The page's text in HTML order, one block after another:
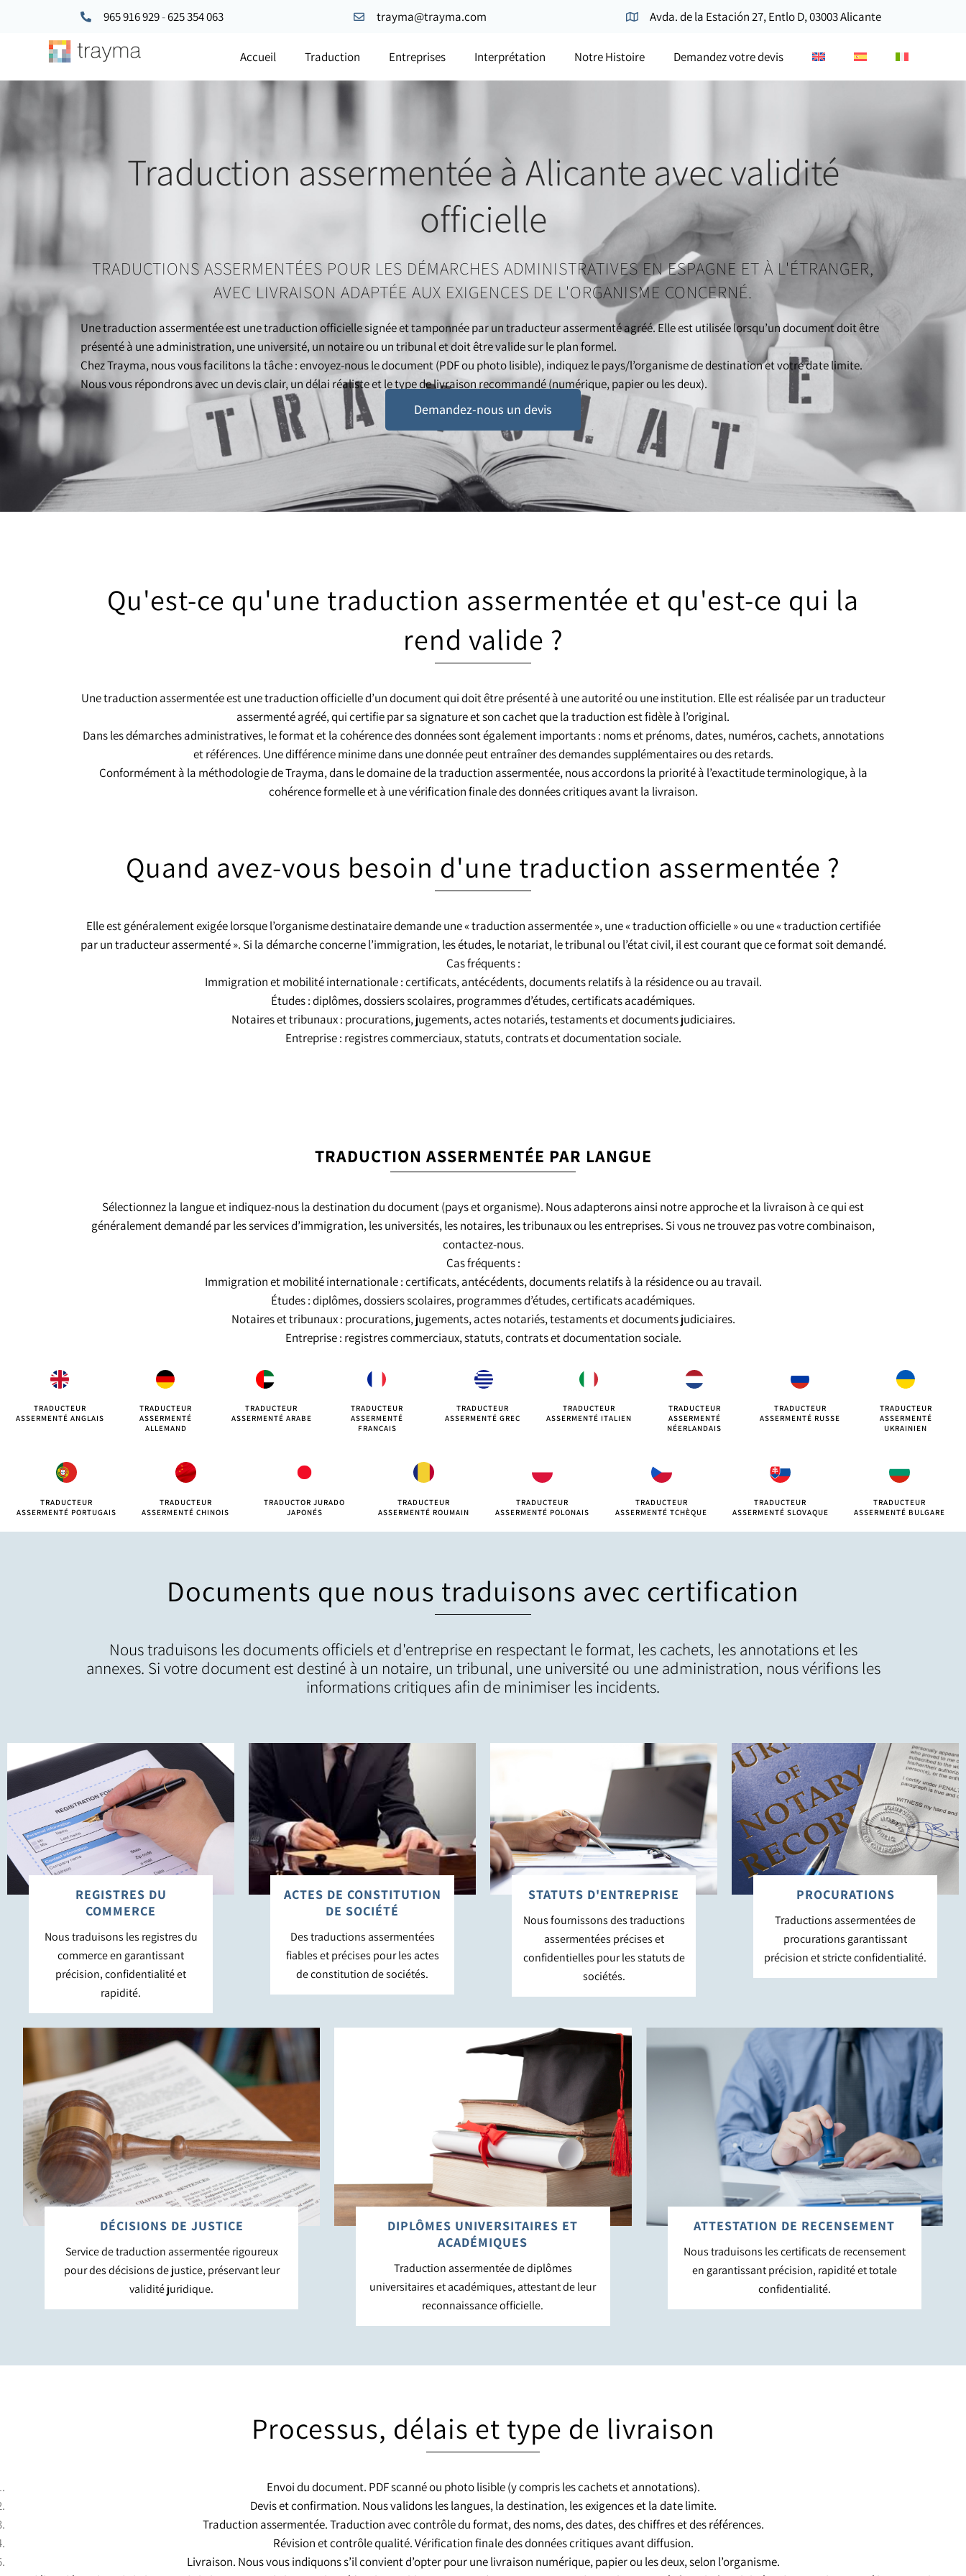
965 916 929-625 354 063 trayma@trayma.com Avda. de la Estación 27, Entlo D, 03003 Alicante
Accueil Traduction Entreprises Interprétation Notre Histoire Demandez votre devis
Traduction assermentée à Alicante avec validité
officielle
TRADUCTIONS ASSERMENTÉES POUR LES DÉMARCHES ADMINISTRATIVES EN ESPAGNE ET À L'ÉTRANGER,
AVEC LIVRAISON ADAPTÉE AUX EXIGENCES DE L'ORGANISME CONCERNÉ.
Une traduction assermentée est une traduction officielle signée et tamponnée par un traducteur assermenté agréé. Elle est utilisée lorsqu’un document doit être
présenté à une administration, une université, un notaire ou un tribunal et doit être valide sur le plan formel.
Chez Trayma, nous vous facilitons la tâche : envoyez-nous le document (PDF ou photo lisible), indiquez le pays/l’organisme de destination et votre date limite.
Nous vous répondrons avec un devis clair, un délai réaliste et le type de livraison recommandé (numérique, papier ou les deux).
Demandez-nous un devis
Qu'est-ce qu'une traduction assermentée et qu'est-ce qui la
rend valide ?
Une traduction assermentée est une traduction officielle d’un document qui doit être présenté à une autorité ou une institution. Elle est réalisée par un traducteur
assermenté agréé, qui certifie par sa signature et son cachet que la traduction est fidèle à l’original.
Dans les démarches administratives, le format et la cohérence des données sont également importants : noms et prénoms, dates, numéros, cachets, annotations
et références. Une différence minime dans une donnée peut entraîner des demandes supplémentaires ou des retards.
Conformément à la méthodologie de Trayma, dans le domaine de la traduction assermentée, nous accordons la priorité à l’exactitude terminologique, à la
cohérence formelle et à une vérification finale des données critiques avant la livraison.
Quand avez-vous besoin d'une traduction assermentée ?
Elle est généralement exigée lorsque l’organisme destinataire demande une « traduction assermentée », une « traduction officielle » ou une « traduction certifiée
par un traducteur assermenté ». Si la démarche concerne l’immigration, les études, le notariat, le tribunal ou l’état civil, il est courant que ce format soit demandé.
Cas fréquents :
Immigration et mobilité internationale : certificats, antécédents, documents relatifs à la résidence ou au travail.
Études : diplômes, dossiers scolaires, programmes d’études, certificats académiques.
Notaires et tribunaux : procurations, jugements, actes notariés, testaments et documents judiciaires.
Entreprise : registres commerciaux, statuts, contrats et documentation sociale.
TRADUCTION ASSERMENTÉE PAR LANGUE
Sélectionnez la langue et indiquez-nous la destination du document (pays et organisme). Nous adapterons ainsi notre approche et la livraison à ce qui est
généralement demandé par les services d’immigration, les universités, les notaires, les tribunaux ou les entreprises. Si vous ne trouvez pas votre combinaison,
contactez-nous.
Cas fréquents :
Immigration et mobilité internationale : certificats, antécédents, documents relatifs à la résidence ou au travail.
Études : diplômes, dossiers scolaires, programmes d’études, certificats académiques.
Notaires et tribunaux : procurations, jugements, actes notariés, testaments et documents judiciaires.
Entreprise : registres commerciaux, statuts, contrats et documentation sociale.
TRADUCTEUR
ASSERMENTÉ ANGLAIS
TRADUCTEUR
ASSERMENTÉ
ALLEMAND
TRADUCTEUR
ASSERMENTÉ ARABE
TRADUCTEUR
ASSERMENTÉ
FRANÇAIS
TRADUCTEUR
ASSERMENTÉ GREC
TRADUCTEUR
ASSERMENTÉ ITALIEN
TRADUCTEUR
ASSERMENTÉ
NÉERLANDAIS
TRADUCTEUR
ASSERMENTÉ RUSSE
TRADUCTEUR
ASSERMENTÉ
UKRAINIEN
TRADUCTEUR
ASSERMENTÉ PORTUGAIS
TRADUCTEUR
ASSERMENTÉ CHINOIS
TRADUCTOR JURADO
JAPONÉS
TRADUCTEUR
ASSERMENTÉ ROUMAIN
TRADUCTEUR
ASSERMENTÉ POLONAIS
TRADUCTEUR
ASSERMENTÉ TCHÈQUE
TRADUCTEUR
ASSERMENTÉ SLOVAQUE
TRADUCTEUR
ASSERMENTÉ BULGARE
Documents que nous traduisons avec certification
Nous traduisons les documents officiels et d'entreprise en respectant le format, les cachets, les annotations et les
annexes. Si votre document est destiné à un notaire, un tribunal, une université ou une administration, nous vérifions les
informations critiques afin de minimiser les incidents.
REGISTRES DU
COMMERCE
Nous traduisons les registres du
commerce en garantissant
précision, confidentialité et
rapidité.
ACTES DE CONSTITUTION
DE SOCIÉTÉ
Des traductions assermentées
fiables et précises pour les actes
de constitution de sociétés.
STATUTS D'ENTREPRISE
Nous fournissons des traductions
assermentées précises et
confidentielles pour les statuts de
sociétés.
PROCURATIONS
Traductions assermentées de
procurations garantissant
précision et stricte confidentialité.
DÉCISIONS DE JUSTICE
Service de traduction assermentée rigoureux
pour des décisions de justice, préservant leur
validité juridique.
DIPLÔMES UNIVERSITAIRES ET
ACADÉMIQUES
Traduction assermentée de diplômes
universitaires et académiques, attestant de leur
reconnaissance officielle.
ATTESTATION DE RECENSEMENT
Nous traduisons les certificats de recensement
en garantissant précision, rapidité et totale
confidentialité.
Processus, délais et type de livraison
Envoi du document. PDF scanné ou photo lisible (y compris les cachets et annotations).
Devis et confirmation. Nous validons les langues, la destination, les exigences et la date limite.
Traduction assermentée. Traduction avec contrôle du format, des noms, des dates, des chiffres et des références.
Révision et contrôle qualité. Vérification finale des données critiques avant diffusion.
Livraison. Nous vous indiquons s’il convient d’opter pour une livraison numérique, papier ou les deux, selon l’organisme.